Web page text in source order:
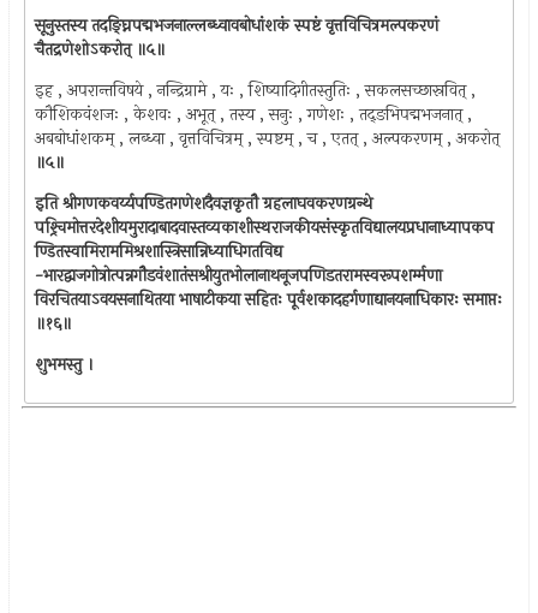
सूनुस्तस्य तदङ्घ्निपद्मभजनाल्लब्ध्वावबोधांशकं स्पष्टं वृत्तविचित्रमल्पकरणं
चैतद्रणेशोऽकरोत् ॥५॥
इह , अपरान्तविषये , नन्द्रिग्रामे , यः , शिष्यादिगीतस्तुतिः , सकलसच्छास्रवित् ,
कौशिकवंशजः , केशवः , अभूत् , तस्य , सनुः , गणेशः , तद्ङभिपद्मभजनात् ,
अबबोधांशकम् , लब्ध्वा , वृत्तविचित्रम् , स्पष्टम् , च , एतत् , अल्पकरणम् , अकरोत्
॥५॥
इति श्रीगणकवर्य्यपण्डितगणेशदैवज्ञकृतौ ग्रहलाघवकरणग्रन्थे
पश्र्चिमोत्तरदेशीयमुरादाबादवास्तव्यकाशीस्थराजकीयसंस्कृतविद्यालयप्रधानाध्यापकप
ण्डितस्वामिराममिश्रशास्त्रिसान्निध्याधिगतविद्य
-भारद्वाजगोत्रोत्पन्नगौडवंशातंसश्रीयुतभोलानाथनूजपणिडतरामस्वरूपशर्म्मणा
विरचितयाऽवयसनाथितया भाषाटीकया सहितः पूर्वशकादहर्गणाद्यानयनाधिकारः समाप्तः
॥१६॥
शुभमस्तु ।